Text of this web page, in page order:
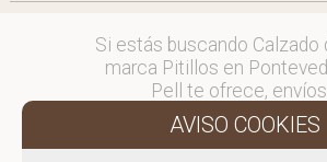
Si estás buscando Calzado
marca Pitillos en
Pell te ofrece,
devoluciones gratuítos a
Baleares, para otros